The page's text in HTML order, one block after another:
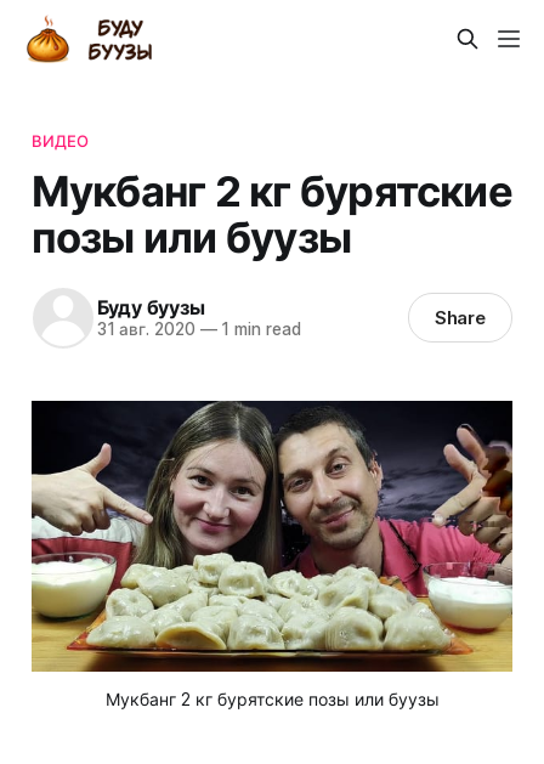
ВИДЕО
Мукбанг 2 кг бурятские
позы или буузы
Буду буузы
31 авг. 2020 —1 min read Share
Мукбанг 2 кг бурятские позы или буузы